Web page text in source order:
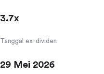
3.7x
Tanggal ex-dividen
29 Mei 2026